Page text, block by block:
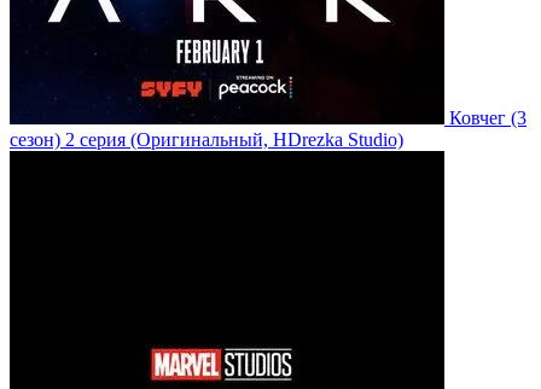
Ковчег (3
сезон) 2 серия (Оригинальный, HDrezka Studio)